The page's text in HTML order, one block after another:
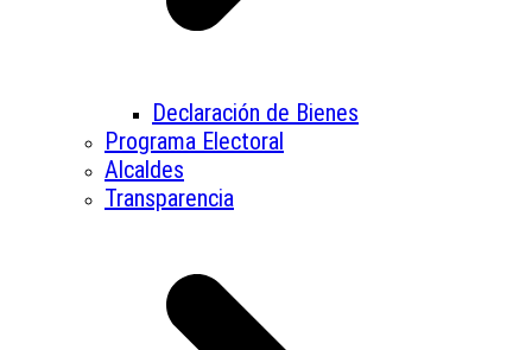
Declaración de Bienes
Programa Electoral
Alcaldes
Transparencia